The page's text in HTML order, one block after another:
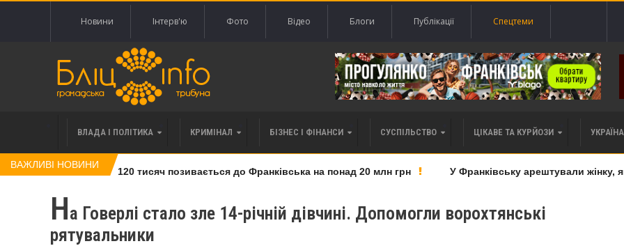
Новини Інтерв'ю Фото Відео Блоги Публікації Спецтеми
ВЛАДА І ПОЛІТИКА КРИМІНАЛ БІЗНЕС І ФІНАНСИ СУСПІЛЬСТВО ЦІКАВЕ ТА КУРЙОЗИ
ВАЖЛИВІ НОВИНИ
права вимоги за 120 тисяч позивається до Франківська на понад 20 млн грн У Франківську арештували жінку,
На Говерлі стало зле 14-річній дівчині. Допомогли ворохтянські
рятувальники